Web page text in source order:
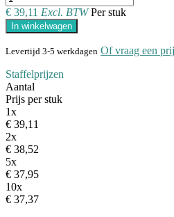
€ 39,11 Excl. BTW Per stuk
In winkelwagen
Levertijd 3-5 werkdagen Of vraag een
Staffelprijzen
Aantal
Prijs per stuk
1x
€ 39,11
2x
€ 38,52
5x
€ 37,95
10x
€ 37,37